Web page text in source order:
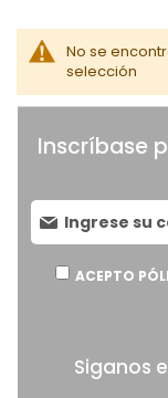
No se
selección
Inscríbase
Suscríbase
al
boletín
informativo:
ACEPTO
Siganos